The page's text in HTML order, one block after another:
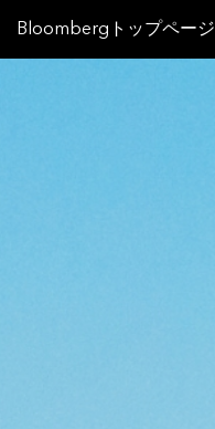
Bloombergトップページ